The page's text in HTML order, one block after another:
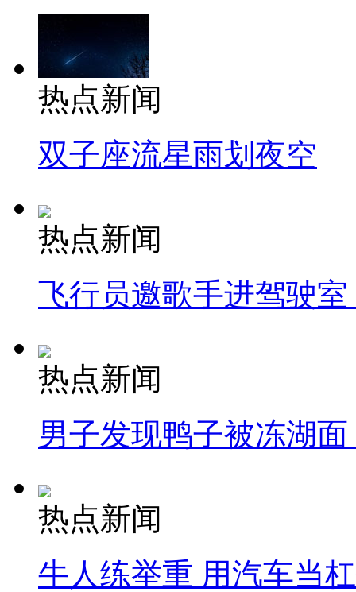
热点新闻
双子座流星雨划夜空
热点新闻
飞行员邀歌手进驾驶
热点新闻
男子发现鸭子被冻湖
热点新闻
牛人练举重 用汽车当